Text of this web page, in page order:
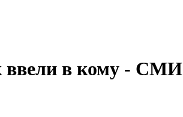
ввели в кому - СМИ